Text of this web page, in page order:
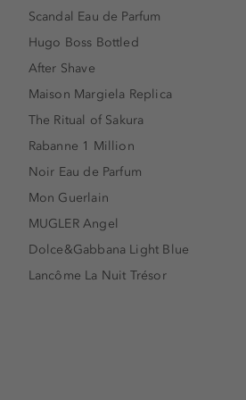
Scandal Eau de Parfum
Hugo Boss Bottled
After Shave
Maison Margiela Replica
The Ritual of Sakura
Rabanne 1 Million
Noir Eau de Parfum
Mon Guerlain
MUGLER Angel
Dolce&Gabbana Light Blue
Lancôme La Nuit Trésor